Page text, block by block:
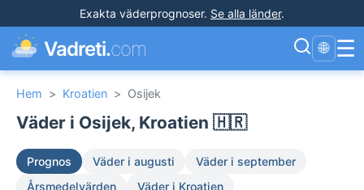
Exakta väderprognoser. Se alla länder.
Vadreti.com 🌐 ☰
Hem > Kroatien > Osijek
Väder i Osijek, Kroatien 🇭🇷
Prognos Väder i augusti
Väder i september
Årsmedelvärden
Väder i Kroatien